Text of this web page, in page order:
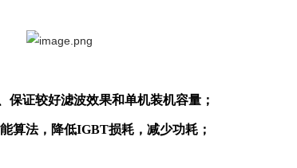
保证较好滤波效果和单机装机容量；
算法，降低IGBT损耗，减少功耗；